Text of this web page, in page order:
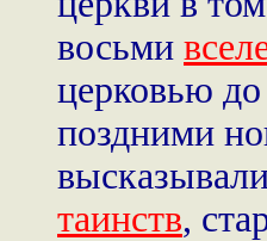
восьми
церковью до
поздними
таинств,